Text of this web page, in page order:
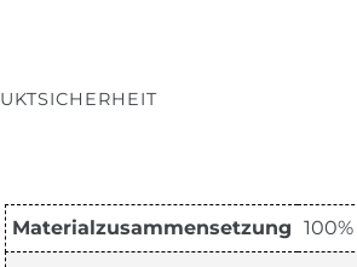
Materialzusammensetzung